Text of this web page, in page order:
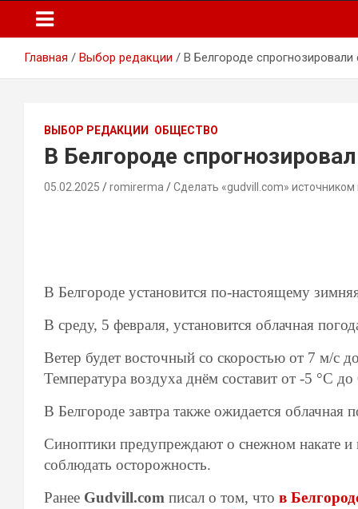
Главная Выбор редакции В Белгороде
ВЫБОР РЕДАКЦИИ ОБЩЕСТВО
В Белгороде
05.02.2025 romirerma Сделать «gudvill.com» источником
В Белгороде установится по-настоящему
В среду, 5 февраля, установится облачная
Ветер будет восточный со скоростью от 7 м/с
Температура воздуха днём составит от -5 °C до
В Белгороде завтра также ожидается облачная
Синоптики предупреждают о снежном накате и
соблюдать осторожность.
Ранее Gudvill.com писал о том, что в